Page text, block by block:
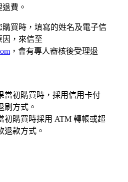
費。
購買時，填寫的姓名及電子信
，來信至
，會有專人審核後受理退
當初購買時，採用信用卡付
刷方式。
初購買時採用 ATM 轉帳或超
退款方式。